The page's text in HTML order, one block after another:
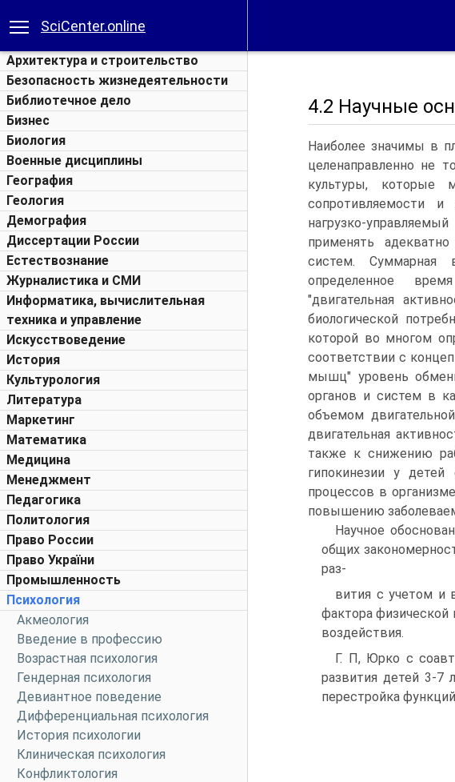
SciCenter.online
Архитектура и строительство
Безопасность жизнедеятельности
Библиотечное дело
Бизнес
Биология
Военные дисциплины
География
Геология
Демография
Диссертации России
Естествознание
Журналистика и СМИ
Информатика, вычислительная
техника и управление
Искусствоведение
История
Культурология
Литература
Маркетинг
Математика
Медицина
Менеджмент
Педагогика
Политология
Право России
Право України
Промышленность
Психология
Акмеология
Введение в профессию
Возрастная психология
Гендерная психология
Девиантное поведение
Дифференциальная психология
История психологии
Клиническая психология
Конфликтология
4.2 Научные
Наиболее значимы в
целенаправленно не
культуры, которые
сопротивляемости и
нагрузко-
применять
систем. Суммарная
определенное
"двигательная
биологической
которой во многом
соответствии с
мышц" уровень
органов и систем в
объемом
двигательная
также к снижению
гипокинезии у
процессов в
повышению
Научное
общих
раз-
вития с учетом и
фактора физической
воздействия.
Г. П, Юрко с
развития детей 3-7
перестройка